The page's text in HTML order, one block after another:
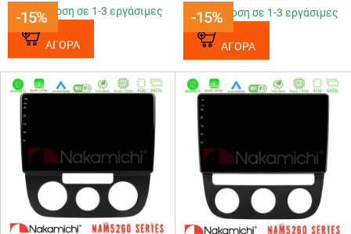
-15%
-15%
Παράδοση σε 1-3 εργάσιμες
ΑΓΟΡΑ
-15%
-15%
Παράδοση σε 1-3 εργάσιμες
ΑΓΟΡΑ